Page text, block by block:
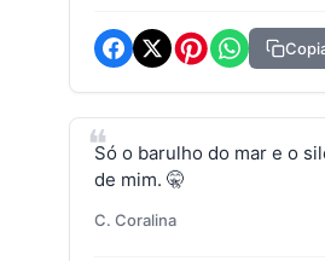
Só o barulho do mar e o
de mim. 🤫
C. Coralina